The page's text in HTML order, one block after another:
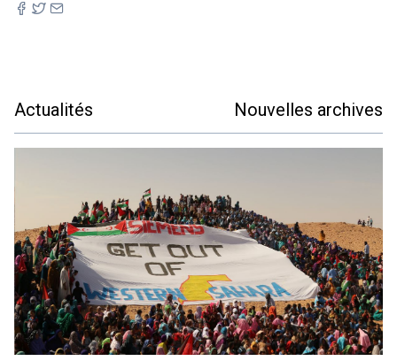
Actualités Nouvelles archives